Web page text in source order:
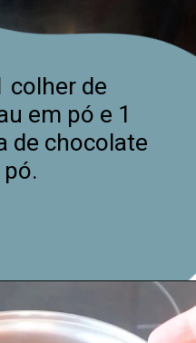
colher de
em pó e 1
de chocolate